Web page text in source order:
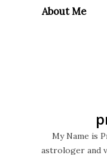
About Me
My Name is
astrologer and